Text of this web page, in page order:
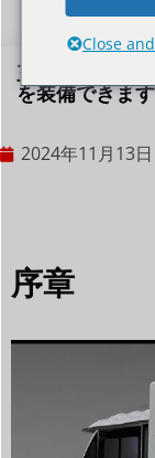
三輪トラック
を装備できま
2024年11月13日
序章
Close